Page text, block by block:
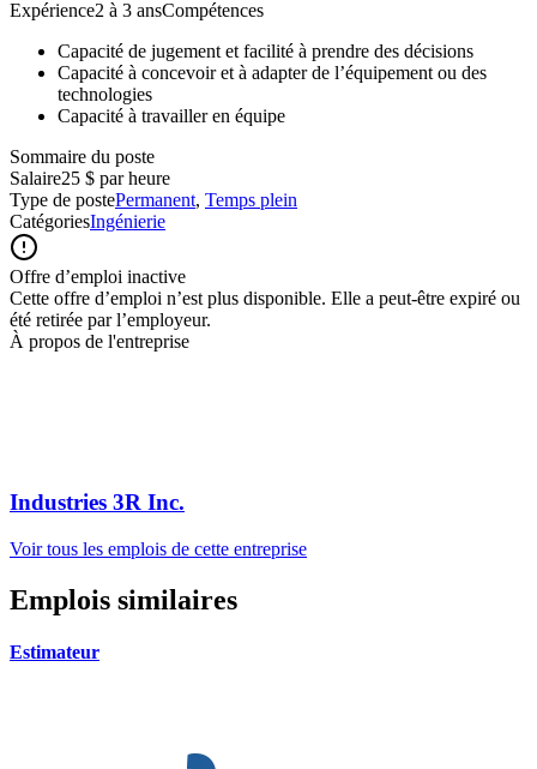
Expérience2 à 3 ansCompétences
Capacité de jugement et facilité à prendre des décisions
Capacité à concevoir et à adapter de l’équipement ou des
technologies
Capacité à travailler en équipe
Sommaire du poste
Salaire25 $ par heure
Type de postePermanent, Temps plein
CatégoriesIngénierie
Offre d’emploi inactive
Cette offre d’emploi n’est plus disponible. Elle a peut-être expiré ou
été retirée par l’employeur.
À propos de l'entreprise
Industries 3R Inc.
Voir tous les emplois de cette entreprise
Emplois similaires
Estimateur